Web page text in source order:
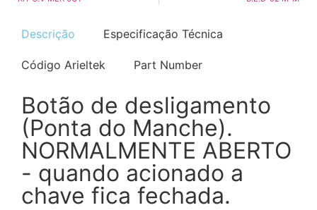
Descrição Especificação Técnica
Código Arieltek Part Number
Botão de desligamento
(Ponta do Manche).
NORMALMENTE ABERTO
- quando acionado a
chave fica fechada.